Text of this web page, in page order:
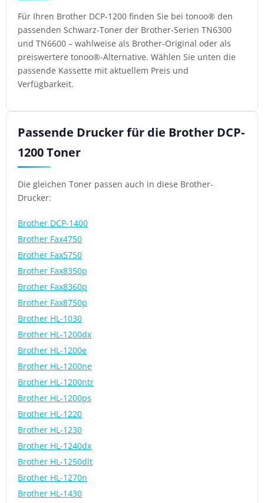
Für Ihren Brother DCP-1200 finden Sie bei tonoo® den
passenden Schwarz-Toner der Brother-Serien TN6300
und TN6600 – wahlweise als Brother-Original oder als
preiswertere tonoo®-Alternative. Wählen Sie unten die
passende Kassette mit aktuellem Preis und
Verfügbarkeit.
Passende Drucker für die Brother DCP-
1200 Toner
Die gleichen Toner passen auch in diese Brother-
Drucker:
Brother DCP-1400
Brother Fax4750
Brother Fax5750
Brother Fax8350p
Brother Fax8360p
Brother Fax8750p
Brother HL-1030
Brother HL-1200dx
Brother HL-1200e
Brother HL-1200ne
Brother HL-1200ntr
Brother HL-1200ps
Brother HL-1220
Brother HL-1230
Brother HL-1240dx
Brother HL-1250dlt
Brother HL-1270n
Brother HL-1430